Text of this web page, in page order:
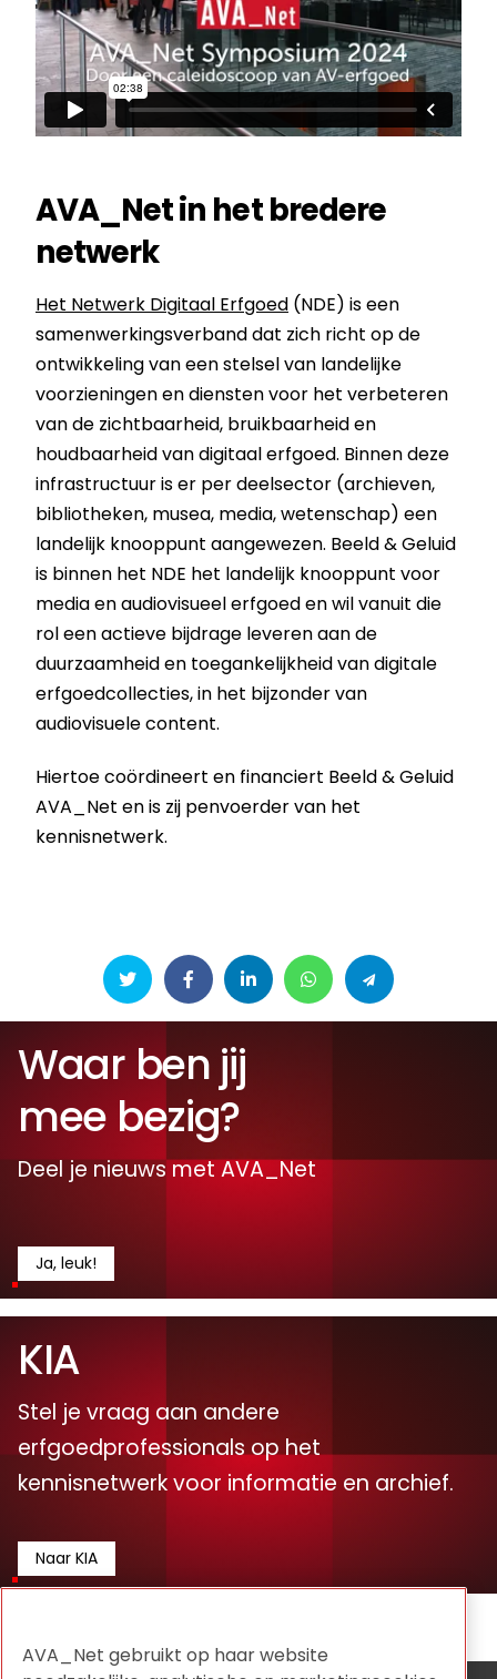
AVA_Net in het bredere
netwerk
Het Netwerk Digitaal Erfgoed (NDE) is een
samenwerkingsverband dat zich richt op de
ontwikkeling van een stelsel van landelijke
voorzieningen en diensten voor het verbeteren
van de zichtbaarheid, bruikbaarheid en
houdbaarheid van digitaal erfgoed. Binnen deze
infrastructuur is er per deelsector (archieven,
bibliotheken, musea, media, wetenschap) een
landelijk knooppunt aangewezen. Beeld & Geluid
is binnen het NDE het landelijk knooppunt voor
media en audiovisueel erfgoed en wil vanuit die
rol een actieve bijdrage leveren aan de
duurzaamheid en toegankelijkheid van digitale
erfgoedcollecties, in het bijzonder van
audiovisuele content.
Hiertoe coördineert en financiert Beeld & Geluid
AVA_Net en is zij penvoerder van het
kennisnetwerk.
Waar ben jij
mee bezig?
Deel je nieuws met AVA_Net
Ja, leuk!
KIA
Stel je vraag aan andere
erfgoedprofessionals op het
kennisnetwerk voor informatie en archief.
Naar KIA
AVA_Net gebruikt op haar website